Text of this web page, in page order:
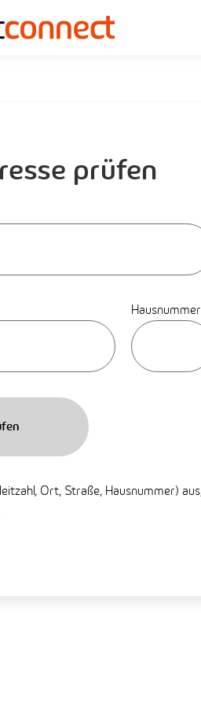
prüfen
Hausnummer
Ort, Straße, Hausnummer)